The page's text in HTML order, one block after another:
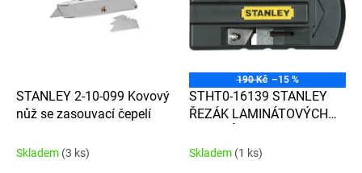
STANLEY 2-10-099 Kovový
nůž se zasouvací čepelí
Skladem (3 ks)
190 Kč –15 %
STHT0-16139 STANLEY
ŘEZÁK LAMINÁTOVÝCH
Skladem (1 ks)